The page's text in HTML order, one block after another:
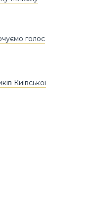
голос
Київської